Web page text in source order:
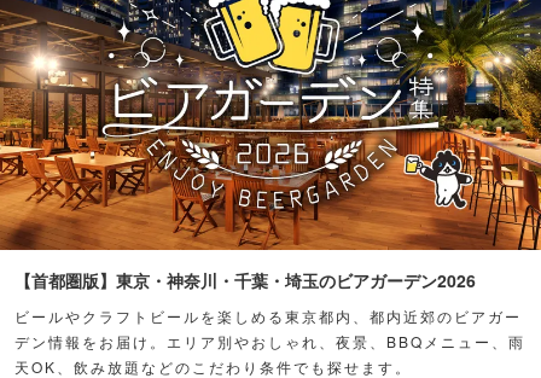
【首都圏版】東京・神奈川・千葉・埼玉のビアガーデン2026
ビールやクラフトビールを楽しめる東京都内、都内近郊のビアガー
デン情報をお届け。エリア別やおしゃれ、夜景、BBQメニュー、雨
天OK、飲み放題などのこだわり条件でも探せます。